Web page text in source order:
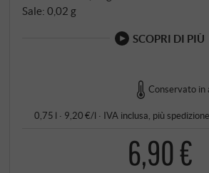
Sale: 0,02 g
SCOPRI DI PIÙ
Conservato in
0,75 l · 9,20 €/l · IVA inclusa , piùspedizione
6,90 €